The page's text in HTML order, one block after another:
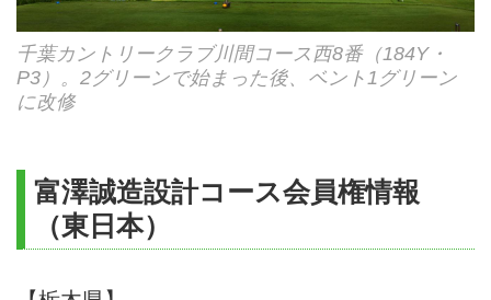
千葉カントリークラブ川間コース西8番（184Y・
P3）。2グリーンで始まった後、ベント1グリーン
に改修
富澤誠造設計コース会員権情報
（東日本）